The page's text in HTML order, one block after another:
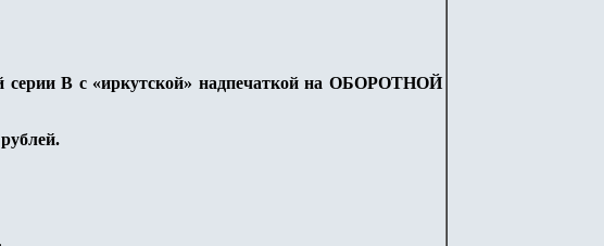
серии В с «иркутской» надпечаткой на ОБОРОТНОЙ